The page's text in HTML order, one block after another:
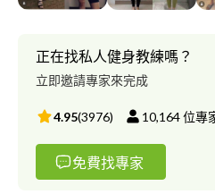
盡可能用不同方式提醒 每個人理解
每次遇到不成功的案例 我就會去思
通盤檢討一下 下次遇到類似案例可
正在找私人健身教練嗎？
立即邀請專家來完成
4.95(3976) 10,164位專
免費找專家